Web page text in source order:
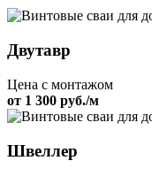
Двутавр
Цена с монтажом
от 1 300 руб./м
Швеллер